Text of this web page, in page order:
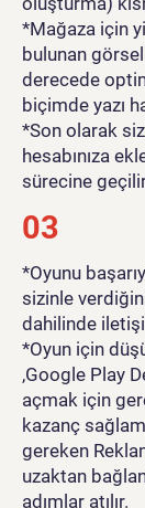
*Mağaza için
bulunan
derecede
biçimde yazı
*Son olarak
hesabınıza
sürecine
03
*Oyunu
sizinle
dahilinde
*Oyun için
,Google Play
açmak için
kazanç
gereken
uzaktan
adımlar atılır.